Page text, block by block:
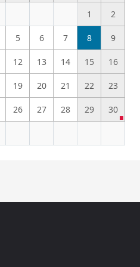
1
2
5 6 7 8 9
12 13 14 15 16
19 20 21 22 23
26 27 28 29 30